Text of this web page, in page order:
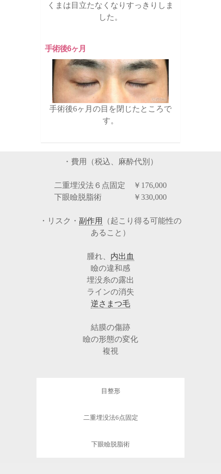
くまは目立たなくなりすっきりしま
した。
手術後6ヶ月
手術後6ヶ月の目を閉じたところで
す。
・費用（税込、麻酔代別）
二重埋没法６点固定 ￥176,000
下眼瞼脱脂術 ￥330,000
・リスク・ 副作用
（起こり得る可能性の
あること）
腫れ、 内出血
瞼の違和感
埋没糸の露出
ラインの消失
逆さまつ毛
結膜の傷跡
瞼の形態の変化
複視
目整形
二重埋没法6点固定
下眼瞼脱脂術